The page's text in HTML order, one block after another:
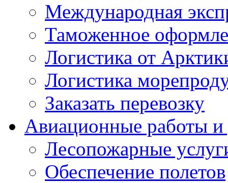
Международная
Таможенное
Логистика от
Логистика
Заказать перевозку
Авиационные работы и
Лесопожарные
Обеспечение полетов